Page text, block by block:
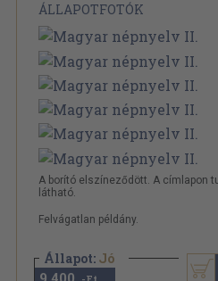
ÁLLAPOTFOTÓK
A borító elszíneződött. A címlapon
látható.
Felvágatlan példány.
Állapot: Jó
9.400